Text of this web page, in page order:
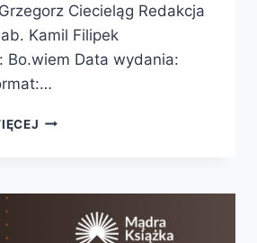
Ciecieląg Redakcja
Kamil Filipek
Bo.wiem Data wydania:
SZTUCZNA
REALNE
MOŻLIWOŚCI